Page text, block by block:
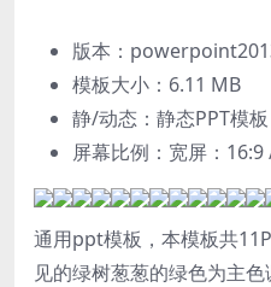
版本：
模板大小： 6.11 MB
静/动态：静态PPT模板
屏幕比例：宽屏：16:9
通用ppt模板，本模板共
见的绿树葱葱的绿色为主色